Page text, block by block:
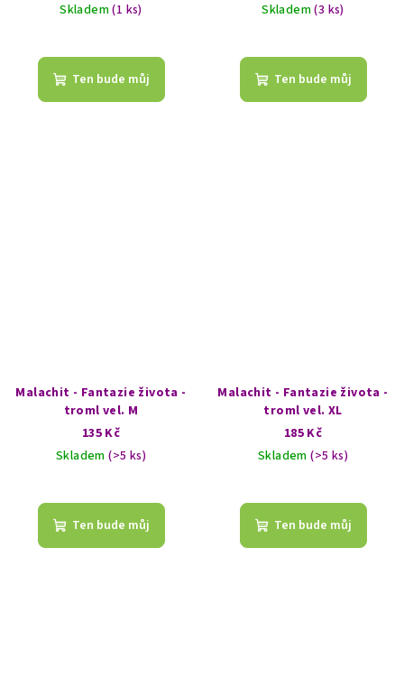
Skladem(1 ks)
Ten bude můj
Skladem(3 ks)
Ten bude můj
Malachit - Fantazie života -
troml vel. M
135 Kč
Skladem(>5 ks)
Ten bude můj
Malachit - Fantazie života -
troml vel. XL
185 Kč
Skladem(>5 ks)
Ten bude můj